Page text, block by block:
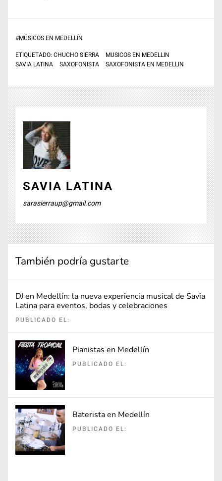
#MÚSICOS EN MEDELLÍN
ETIQUETADO: CHUCHO SIERRA
MUSICOS EN MEDELLIN
SAVIA LATINA
SAXOFONISTA SAXOFONISTA EN MEDELLIN
SAVIA LATINA
sarasierraup@gmail.com
También podría gustarte
DJ en Medellín: la nueva experiencia musical de Savia
Latina para eventos, bodas y celebraciones
PUBLICADO EL:
Pianistas en Medellín
PUBLICADO EL:
Baterista en Medellín
PUBLICADO EL: